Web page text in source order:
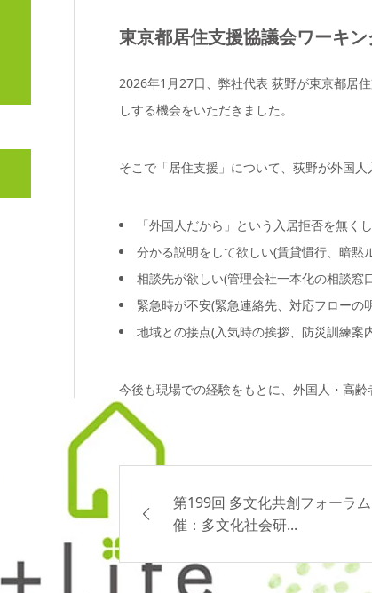
東京都居住支援協議会ワーキ
2026年1月27日、弊社代表 荻野が東京都居
しする機会をいただきました。
そこで「居住支援」について、荻野が外国
「外国人だから」という入居拒否を無く
分かる説明をして欲しい(賃貸慣行、暗黙
相談先が欲しい(管理会社一本化の相談窓
緊急時が不安(緊急連絡先、対応フローの
地域との接点(入気時の挨拶、防災訓練案
今後も現場での経験をもとに、外国人・高
ります。
第199回 多文化共創フォーラ
催：多文化社会研...